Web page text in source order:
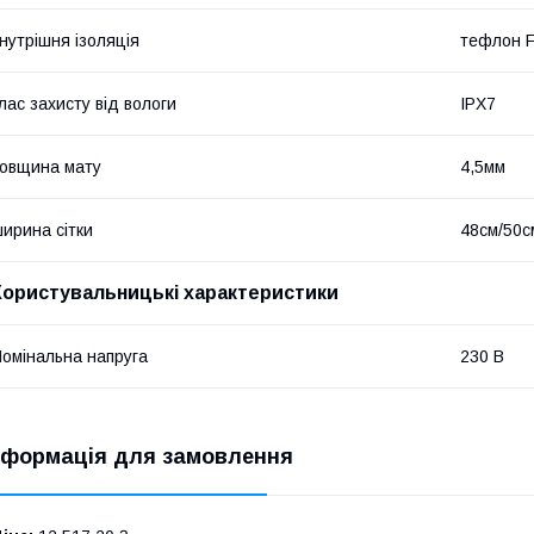
ізоляція тефлон
захисту від вологи IPX7
мату 4,5мм
сітки 48см/
характеристики
напруга 230 В
для замовлення